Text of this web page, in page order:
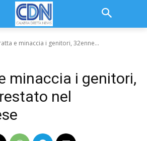
e minaccia i genitori, 32enne...
minaccia i genitori,
nel